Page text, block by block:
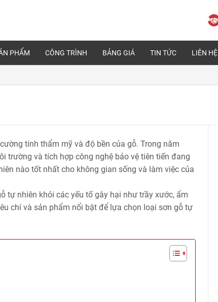
PHẨM CÔNG TRÌNH BẢNG GIÁ TIN TỨC LIÊN HỆ
tính thẩm mỹ và độ bền của gỗ. Trong năm
trường và tích hợp công nghệ bảo vệ tiên tiến đang
nào tốt nhất cho không gian sống và làm việc của
tự nhiên khỏi các yếu tố gây hại như trầy xước, ẩm
chí và sản phẩm nổi bật để lựa chọn loại sơn gỗ tự